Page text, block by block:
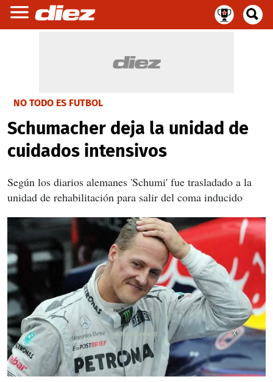
NO TODO ES FUTBOL
Schumacher deja la unidad de
cuidados intensivos
Según los diarios alemanes 'Schumi' fue trasladado a la
unidad de rehabilitación para salir del coma inducido
X